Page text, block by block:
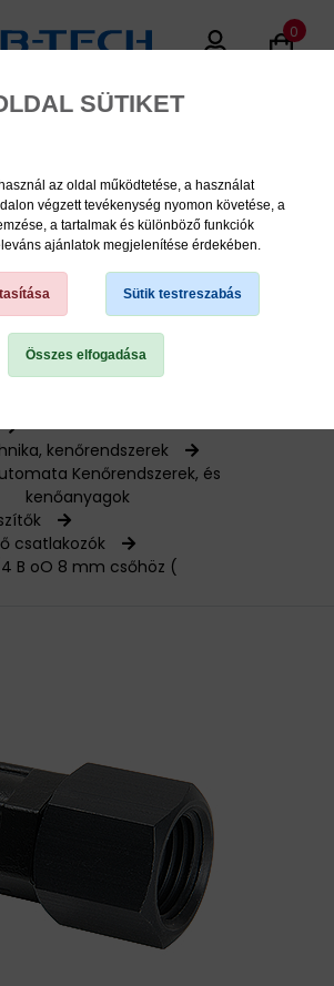
SÜTIKET
az oldal működtetése, a használat
végzett tevékenység nyomon követése, a
a tartalmak és különböző funkciók
ajánlatok megjelenítése érdekében.
Sütik testreszabás
Összes elfogadása
0
MENU
kenőrendszerek
Kenőrendszerek, és
kenőanyagok
csatlakozók
4 B oO 8 mm csőhöz (